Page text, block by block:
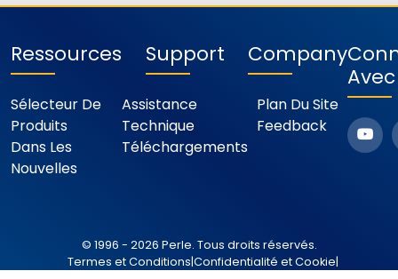
Ressources
Sélecteur De
Produits
Dans Les
Nouvelles
Support
Assistance
Technique
Téléchargements
Company
Plan Du Site
Feedback
© 1996 - 2026 Perle. Tous droits réservés.
Termes et Conditions|Confidentialité et Cookie|